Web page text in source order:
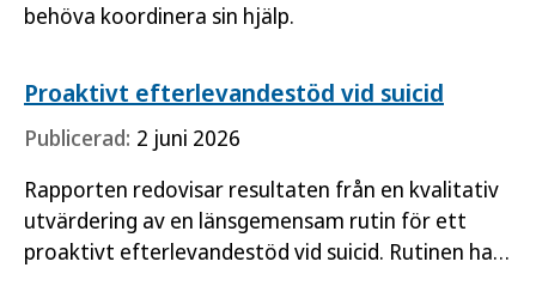
behöva koordinera sin hjälp.
Proaktivt efterlevandestöd vid suicid
Publicerad: 2 juni 2026
Rapporten redovisar resultaten från en kvalitativ
utvärdering av en länsgemensam rutin för ett
proaktivt efterlevandestöd vid suicid. Rutinen har